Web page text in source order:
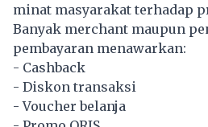
minat masyarakat terhadap
Banyak merchant maupun
pembayaran menawarkan:
- Cashback
- Diskon transaksi
- Voucher belanja